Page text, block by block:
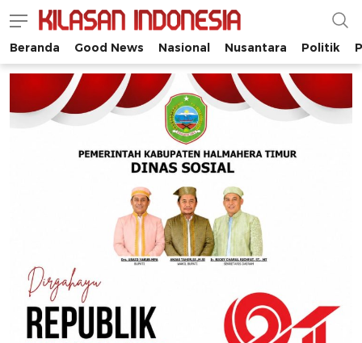
Kilasan Indonesia
Satu-satunya di Indonesia
Beranda Good News Nasional Nusantara Politik